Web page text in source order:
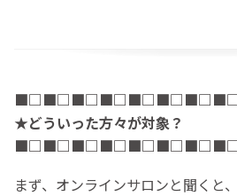
■□■□■□■□■□■□■□
★どういった方々が対象？
■□■□■□■□■□■□■□
まず、オンラインサロンと聞くと